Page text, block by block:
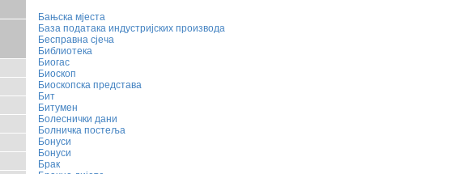
Бањска мјеста
База података индустријских производа
Бесправна сјеча
Библиотека
Биогас
Биоскоп
Биоскопска представа
Бит
Битумен
Болеснички дани
Болничка постеља
Бонуси
Бонуси
Брак